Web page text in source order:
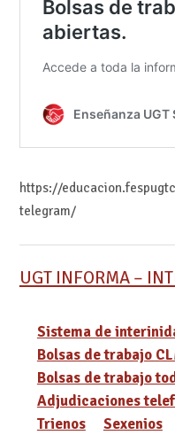
https://
telegram/
UGT INFORMA –
Sistema de
Bolsas de trabajo
Bolsas de trabajo
Adjudicaciones
Trienos
Sexenios